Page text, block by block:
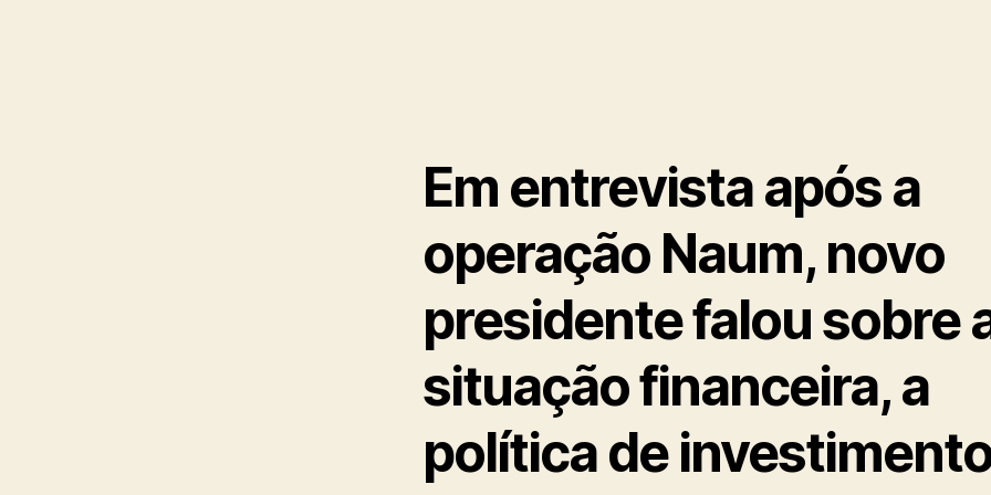
Em entrevista após a
operação Naum, novo
presidente falou sobre
situação financeira, a
política de